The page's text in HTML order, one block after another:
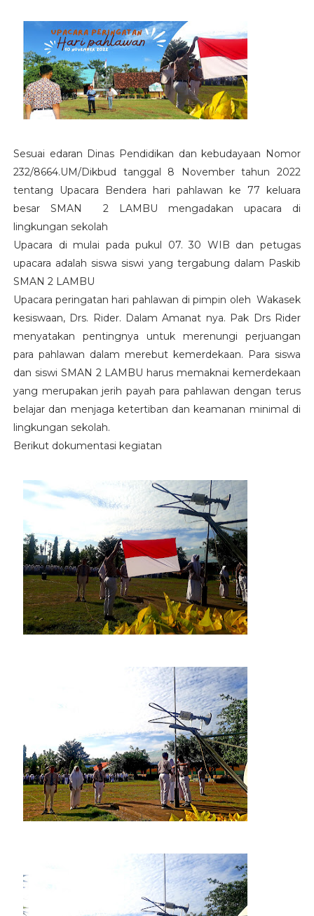
Sesuai edaran Dinas Pendidikan dan kebudayaan Nomor
232/8664.UM/Dikbud tanggal 8 November tahun 2022
tentang Upacara Bendera hari pahlawan ke 77 keluara
besar SMAN 2 LAMBU mengadakan upacara di
lingkungan sekolah
Upacara di mulai pada pukul 07. 30 WIB dan petugas
upacara adalah siswa siswi yang tergabung dalam Paskib
SMAN 2 LAMBU
Upacara peringatan hari pahlawan di pimpin oleh Wakasek
kesiswaan, Drs. Rider. Dalam Amanat nya. Pak Drs Rider
menyatakan pentingnya untuk merenungi perjuangan
para pahlawan dalam merebut kemerdekaan. Para siswa
dan siswi SMAN 2 LAMBU harus memaknai kemerdekaan
yang merupakan jerih payah para pahlawan dengan terus
belajar dan menjaga ketertiban dan keamanan minimal di
lingkungan sekolah.
Berikut dokumentasi kegiatan